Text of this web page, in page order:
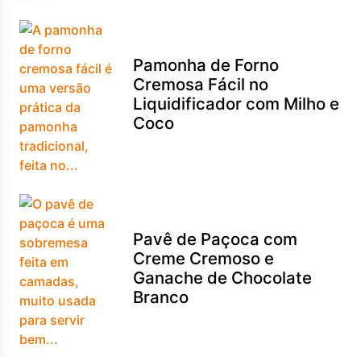
Pamonha de Forno
Cremosa Fácil no
Liquidificador com Milho e
Coco
Pavê de Paçoca com
Creme Cremoso e
Ganache de Chocolate
Branco